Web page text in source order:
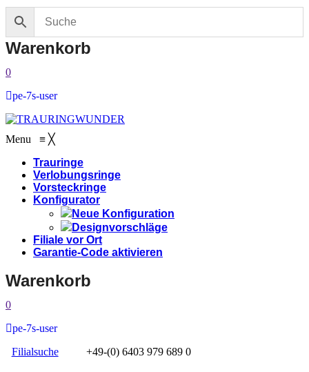
Warenkorb
0
pe-7s-user
Menu ≡ ╳
Trauringe
Verlobungsringe
Vorsteckringe
Konfigurator
Neue Konfiguration
Designvorschläge
Filiale vor Ort
Garantie-Code aktivieren
Warenkorb
0
pe-7s-user
Filialsuche
+49-(0) 6403 979 689 0